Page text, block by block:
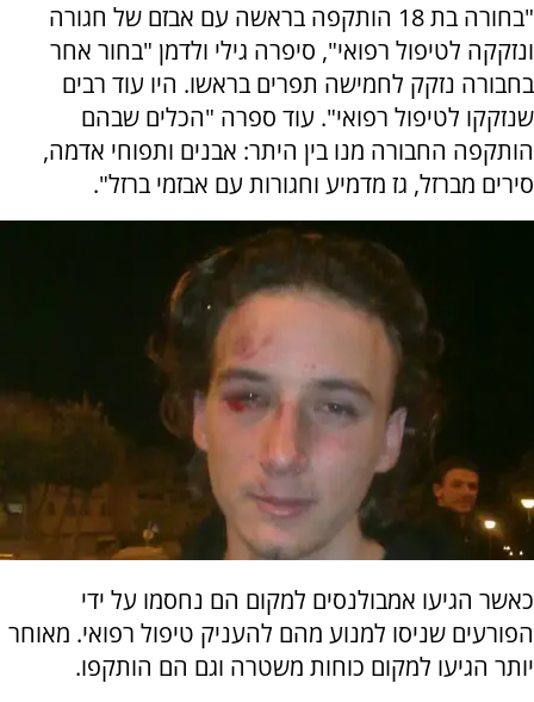
"בחורה בת 18 הותקפה בראשה עם אבזם של חגורה
ונזקקה לטיפול רפואי", סיפרה גילי ולדמן "בחור אחר
בחבורה נזקק לחמישה תפרים בראשו. היו עוד רבים
שנזקקו לטיפול רפואי". עוד ספרה "הכלים שבהם
הותקפה החבורה מנו בין היתר: אבנים ותפוחי אדמה,
סירים מברזל, גז מדמיע וחגורות עם אבזמי ברזל".
כאשר הגיעו אמבולנסים למקום הם נחסמו על ידי
הפורעים שניסו למנוע מהם להעניק טיפול רפואי. מאוחר
יותר הגיעו למקום כוחות משטרה וגם הם הותקפו.